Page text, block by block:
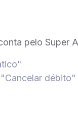
pelo Super
débito"